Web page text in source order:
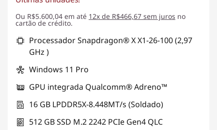
Ou R$5.600,04 em até 12x de R$466,67 sem juros no
cartão de crédito.
Processador Snapdragon® X X1-26-100 (2,97
GHz )
Windows 11 Pro
GPU integrada Qualcomm® Adreno™
16 GB LPDDR5X-8.448MT/s (Soldado)
512 GB SSD M.2 2242 PCIe Gen4 QLC